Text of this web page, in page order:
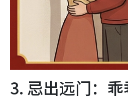
3. 忌出远门：